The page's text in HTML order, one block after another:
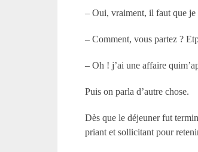
– Oui, vraiment, il faut que je
– Comment, vous partez ?
– Oh ! j’ai une affaire
Puis on parla d’autre chose.
Dès que le déjeuner fut
priant et sollicitant pour